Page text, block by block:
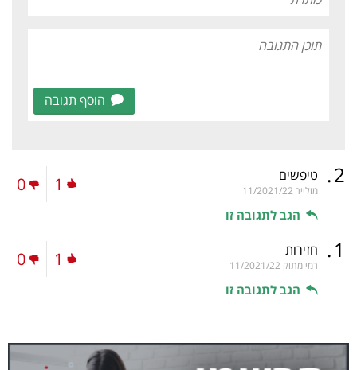
הוסף תגובה
2
. טיפשים
מולייר 11/2021/22
הגב לתגובה זו
1
0
1
. חזירות
רמי מתוק 11/2021/22
הגב לתגובה זו
1
0